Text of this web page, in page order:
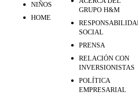
NIÑOS
HOME
GRUPO H&M
SOCIAL
PRENSA
RELACIÓN CON
INVERSIONISTAS
POLÍTICA
EMPRESARIAL